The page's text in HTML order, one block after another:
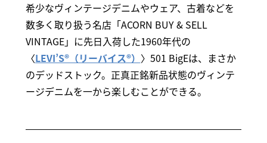
希少なヴィンテージデニムやウェア、古着などを
数多く取り扱う名店「ACORN BUY & SELL
VINTAGE」に先日入荷した1960年代の
〈LEVI’S®（リーバイス®） 〉501 BigEは、まさか
のデッドストック。正真正銘新品状態のヴィンテ
ージデニムを一から楽しむことができる。